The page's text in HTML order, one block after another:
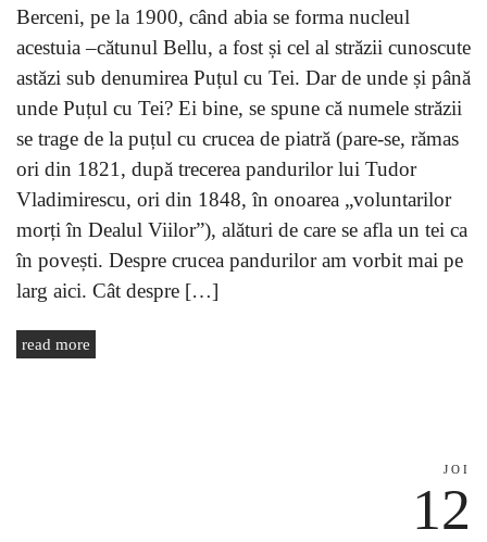
Berceni, pe la 1900, când abia se forma nucleul
acestuia –cătunul Bellu, a fost și cel al străzii cunoscute
astăzi sub denumirea Puțul cu Tei. Dar de unde și până
unde Puțul cu Tei? Ei bine, se spune că numele străzii
se trage de la puțul cu crucea de piatră (pare-se, rămas
ori din 1821, după trecerea pandurilor lui Tudor
Vladimirescu, ori din 1848, în onoarea „voluntarilor
morți în Dealul Viilor”), alături de care se afla un tei ca
în povești. Despre crucea pandurilor am vorbit mai pe
larg aici. Cât despre […]
read more
JOI
12